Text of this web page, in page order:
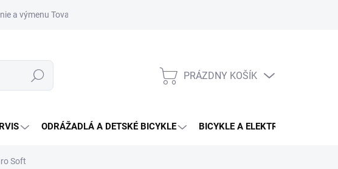
a výmenu Tovaru
Hľadať
NÁKUPNÝ
PRÁZDNY KOŠÍK
ODRÁŽADLÁ A DETSKÉ BICYKLE BICYKLE A ELEKTRO BICYKLE
Soft